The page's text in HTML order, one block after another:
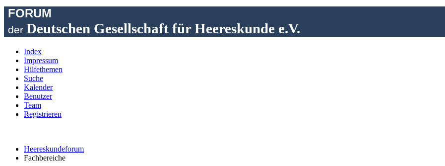
FORUM
der Deutschen Gesellschaft für Heereskunde e.V.
Index
Impressum
Hilfethemen
Suche
Kalender
Benutzer
Team
Registrieren
Heereskundeforum
Fachbereiche